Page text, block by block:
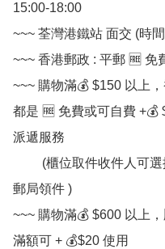
15:00-18:00
~~~ 荃灣港鐵站 面交 (時
~~~ 香港郵政 : 平郵 🆓 免
~~~ 購物滿💰 $150 以上
都是 🆓 免費或可自費 +💰
派遞服務
郵局領件 )
~~~ 購物滿💰 $600 以上
滿額可 + 💰$20 使用